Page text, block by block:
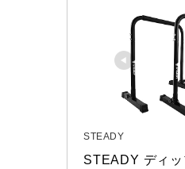
STEADY
STEADY ディ